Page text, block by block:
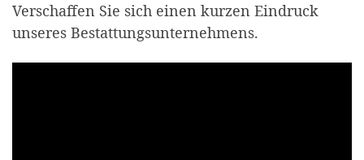
Verschaffen Sie sich einen kurzen Eindruck
unseres Bestattungsunternehmens.